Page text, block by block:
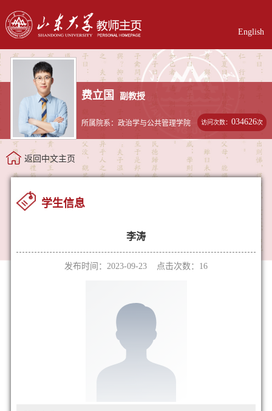
English
费立国 副教授
所属院系：政治学与公共管理学院 访问次数：034626次
返回中文主页
学生信息
李涛
发布时间：2023-09-23 点击次数： 16